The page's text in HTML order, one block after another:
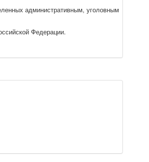
административным, уголовным
Федерации.